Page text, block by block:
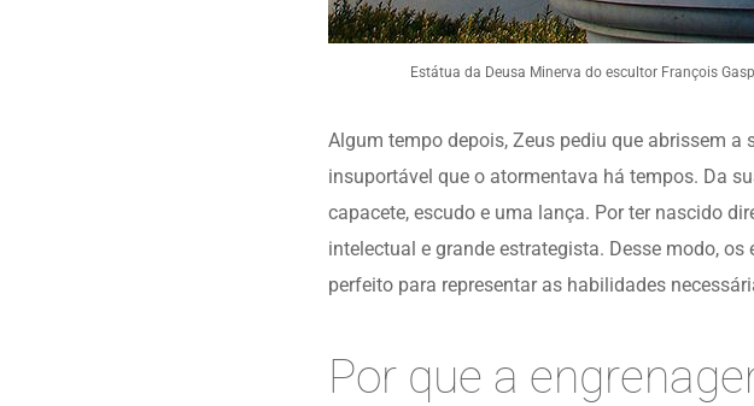
Estátua da Deusa Minerva do escultor François
Algum tempo depois, Zeus pediu que abrissem
insuportável que o atormentava há tempos. Da
capacete, escudo e uma lança. Por ter nascido
intelectual e grande estrategista. Desse modo,
perfeito para representar as habilidades
Por que a